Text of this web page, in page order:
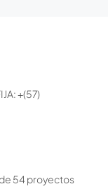
+(57)
54 proyectos